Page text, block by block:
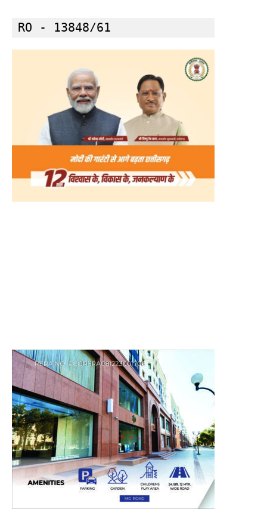
RO - 13848/61